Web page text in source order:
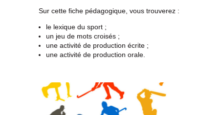
Sur cette fiche pédagogique, vous trouverez :
le lexique du sport ;
un jeu de mots croisés ;
une activité de production écrite ;
une activité de production orale.